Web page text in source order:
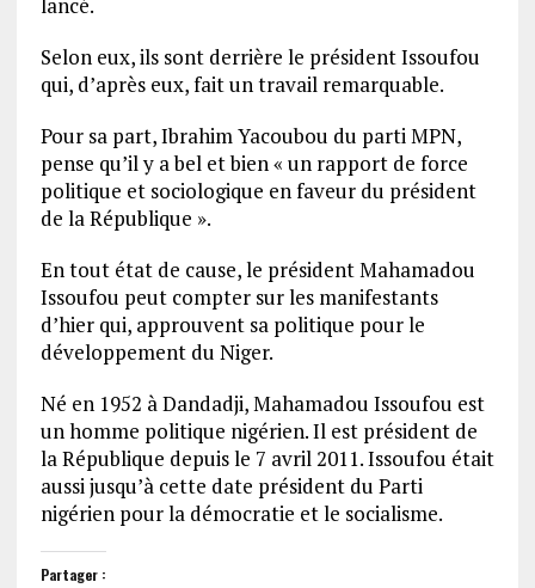
Selon eux, ils sont derrière le président Issoufou
qui, d’après eux, fait un travail remarquable.
Pour sa part, Ibrahim Yacoubou du parti MPN,
pense qu’il y a bel et bien « un rapport de force
politique et sociologique en faveur du président
de la République ».
En tout état de cause, le président Mahamadou
Issoufou peut compter sur les manifestants
d’hier qui, approuvent sa politique pour le
développement du Niger.
Né en 1952 à Dandadji, Mahamadou Issoufou est
un homme politique nigérien. Il est président de
la République depuis le 7 avril 2011. Issoufou était
aussi jusqu’à cette date président du Parti
nigérien pour la démocratie et le socialisme.
Partager :